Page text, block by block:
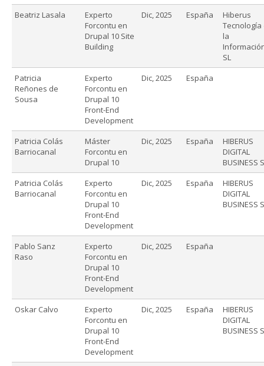
Beatriz Lasala
Experto
Forcontu en
Drupal 10 Site
Building
Dic, 2025 España
Hiberus
Tecnología
la
SL
Patricia
Reñones de
Sousa
Experto
Forcontu en
Drupal 10
Front-End
Development
Dic, 2025 España
Patricia Colás
Barriocanal
Máster
Forcontu en
Drupal 10
Dic, 2025 España
HIBERUS
DIGITAL
BUSINESS
Patricia Colás
Barriocanal
Experto
Forcontu en
Drupal 10
Front-End
Development
Dic, 2025 España
HIBERUS
DIGITAL
BUSINESS
Pablo Sanz
Raso
Experto
Forcontu en
Drupal 10
Front-End
Development
Dic, 2025 España
Oskar Calvo
Experto
Forcontu en
Drupal 10
Front-End
Development
Dic, 2025 España
HIBERUS
DIGITAL
BUSINESS